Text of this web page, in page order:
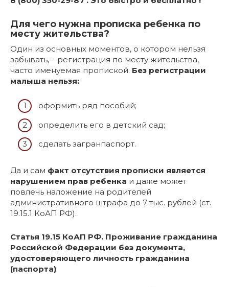
Для чего нужна прописка ребенка по
месту жительства?
Один из основных моментов, о котором нельзя
забывать, – регистрация по месту жительства,
часто именуемая пропиской. Без регистрации
малыша нельзя:
оформить ряд пособий;
определить его в детский сад;
сделать загранпаспорт.
Да и сам факт отсутствия прописки является
нарушением прав ребенка и даже может
повлечь наложение на родителей
административного штрафа до 7 тыс. рублей (ст.
19.15.1 КоАП РФ).
Статья 19.15 КоАП РФ. Проживание гражданина
Российской Федерации без документа,
удостоверяющего личность гражданина
(паспорта)